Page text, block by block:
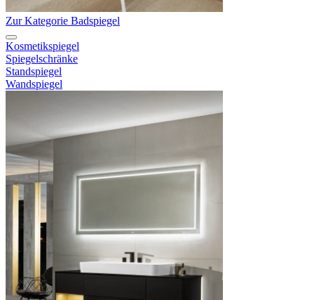
Zur Kategorie Badspiegel
Kosmetikspiegel
Spiegelschränke
Standspiegel
Wandspiegel